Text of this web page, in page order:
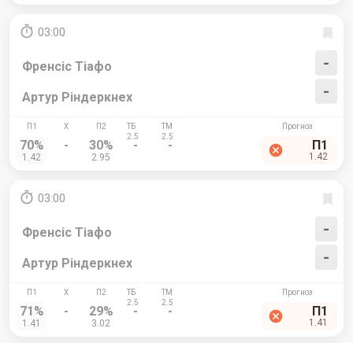
03:00
Френсіс Тіафо
-
-
Артур Ріндеркнех
70%
1.42
- 30%
2.95
- - П1
1.42
03:00
Френсіс Тіафо
-
-
Артур Ріндеркнех
71%
1.41
- 29%
3.02
- - П1
1.41